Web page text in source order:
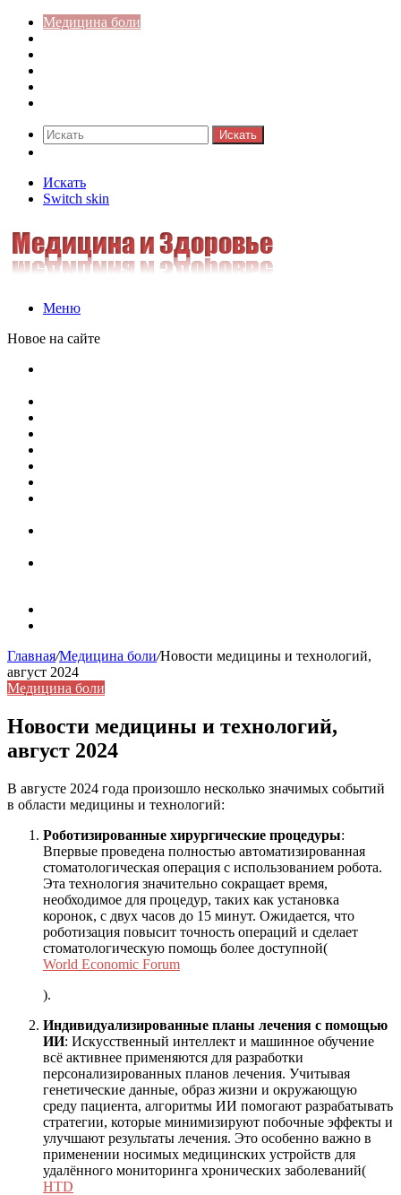
Медицина боли
Искать
Искать
Switch skin
Меню
Новое на сайте
Главная/Медицина боли/Новости медицины и технологий,
август 2024
Медицина боли
Новости медицины и технологий,
август 2024
В августе 2024 года произошло несколько значимых событий
в области медицины и технологий:
Роботизированные хирургические процедуры:
Впервые проведена полностью автоматизированная
стоматологическая операция с использованием робота.
Эта технология значительно сокращает время,
необходимое для процедур, таких как установка
коронок, с двух часов до 15 минут. Ожидается, что
роботизация повысит точность операций и сделает
стоматологическую помощь более доступной​(
World Economic Forum
).
Индивидуализированные планы лечения с помощью
ИИ: Искусственный интеллект и машинное обучение
всё активнее применяются для разработки
персонализированных планов лечения. Учитывая
генетические данные, образ жизни и окружающую
среду пациента, алгоритмы ИИ помогают разрабатывать
стратегии, которые минимизируют побочные эффекты и
улучшают результаты лечения. Это особенно важно в
применении носимых медицинских устройств для
удалённого мониторинга хронических заболеваний​(
HTD